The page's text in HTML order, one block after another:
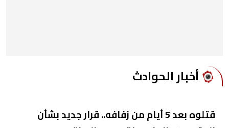
أخبار الحوادث
قتلوه بعد 5 أيام من زفافه.. قرار جديد بشأن